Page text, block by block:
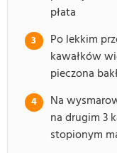
płata
Po lekkim
kawałków
pieczona
Na
na drugim 3
stopionym